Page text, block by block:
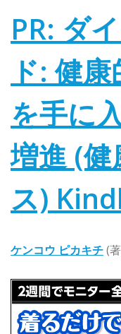
PR: ダ
ド: 健
を手に
増進 (健
ス)
ケンコウ ピカキチ(